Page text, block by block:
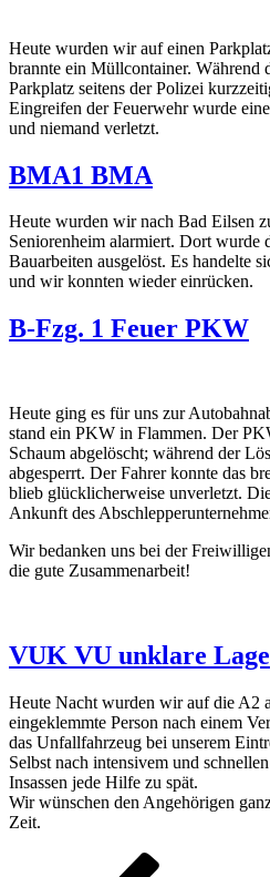
Heute wurden wir auf einen
brannte ein Müllcontainer. Während
Parkplatz seitens der Polizei
Eingreifen der Feuerwehr wurde
und niemand verletzt.
BMA1 BMA
Heute wurden wir nach Bad Eilsen
Seniorenheim alarmiert. Dort wurde
Bauarbeiten ausgelöst. Es handelte
und wir konnten wieder einrücken.
B-Fzg. 1 Feuer PKW
Heute ging es für uns zur
stand ein PKW in Flammen. Der
Schaum abgelöscht; während der
abgesperrt. Der Fahrer konnte das
blieb glücklicherweise unverletzt.
Ankunft des
Wir bedanken uns bei der
die gute Zusammenarbeit!
VUK VU unklare Lage
Heute Nacht wurden wir auf die A2
eingeklemmte Person nach einem
das Unfallfahrzeug bei unserem
Selbst nach intensivem und
Insassen jede Hilfe zu spät.
Wir wünschen den Angehörigen
Zeit.
Seitennummerierung